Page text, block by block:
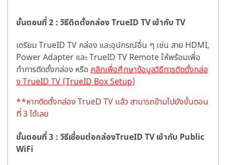
ขั้นตอนที่ 2 : วิธีติดตั้งกล่อง TrueID TV เข้ากับ TV
เตรียม TrueID TV กล่อง และอุปกรณ์อื่น ๆ เช่น สาย HDMI,
Power Adapter และ TrueID TV Remote ให้พร้อมเพื่อ
ทำการติดตั้งกล่อง หรือ คลิกเพื่อศึกษาข้อมูลวิธีการติดตั้งกล่อ
ง TrueID TV (TrueID Box Setup)
**หากติดตั้งกล่อง TrueD TV เเล้ว สามารถข้ามไปยังขั้นตอน
ที่ 3 ได้เลย
ขั้นตอนที่ 3 : วิธีเชื่อมต่อกล่องTrueID TV เข้ากับ Public
WiFi